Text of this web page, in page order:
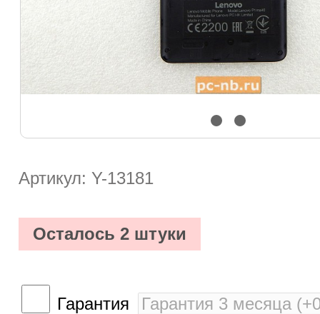
Артикул: Y-13181
Осталось 2 штуки
Гарантия